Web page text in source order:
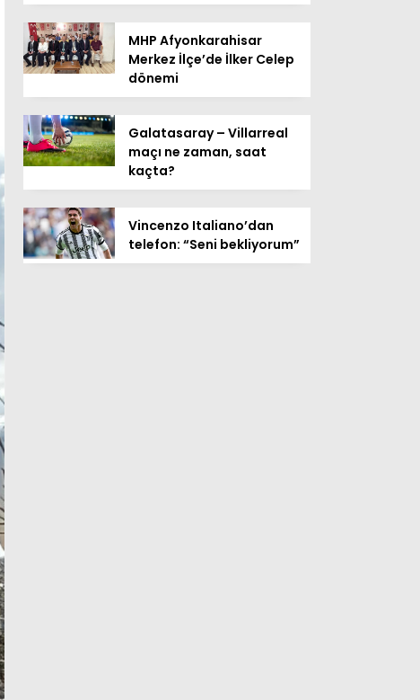
MHP Afyonkarahisar
Merkez İlçe’de İlker Celep
dönemi
Galatasaray – Villarreal
maçı ne zaman, saat
kaçta?
Vincenzo Italiano’dan
telefon: “Seni bekliyorum”